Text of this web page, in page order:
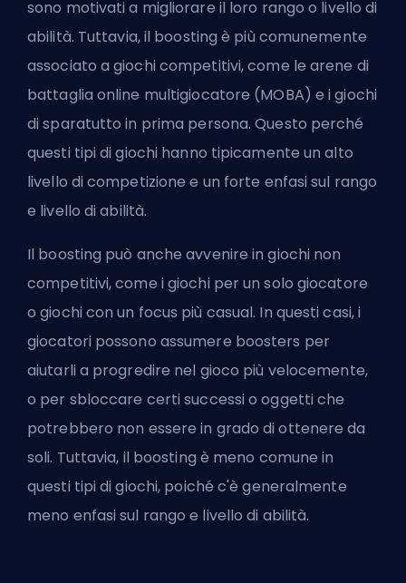
sono motivati a migliorare il loro rango o livello di
abilità. Tuttavia, il boosting è più comunemente
associato a giochi competitivi, come le arene di
battaglia online multigiocatore (MOBA) e i giochi
di sparatutto in prima persona. Questo perché
questi tipi di giochi hanno tipicamente un alto
livello di competizione e un forte enfasi sul rango
e livello di abilità.
Il boosting può anche avvenire in giochi non
competitivi, come i giochi per un solo giocatore
o giochi con un focus più casual. In questi casi, i
giocatori possono assumere boosters per
aiutarli a progredire nel gioco più velocemente,
o per sbloccare certi successi o oggetti che
potrebbero non essere in grado di ottenere da
soli. Tuttavia, il boosting è meno comune in
questi tipi di giochi, poiché c'è generalmente
meno enfasi sul rango e livello di abilità.